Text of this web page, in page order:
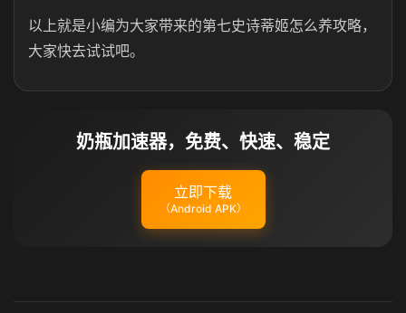
以上就是小编为大家带来的第七史诗蒂姬怎么养攻略，
大家快去试试吧。
奶瓶加速器，免费、快速、稳定
立即下载
（Android APK）